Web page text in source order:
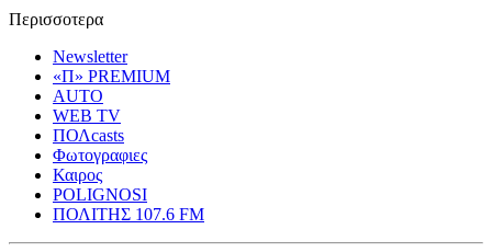
Περισσοτερα
Newsletter
«Π» PREMIUM
AUTO
WEB TV
ΠΟΛcasts
Φωτογραφιες
Καιρος
POLIGNOSI
ΠΟΛΙΤΗΣ 107.6 FM